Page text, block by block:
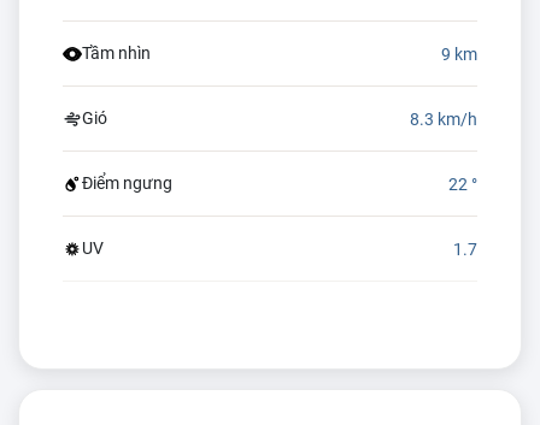
Tầm nhìn 9 km
Gió 8.3 km/h
Điểm ngưng 22 °
UV 1.7